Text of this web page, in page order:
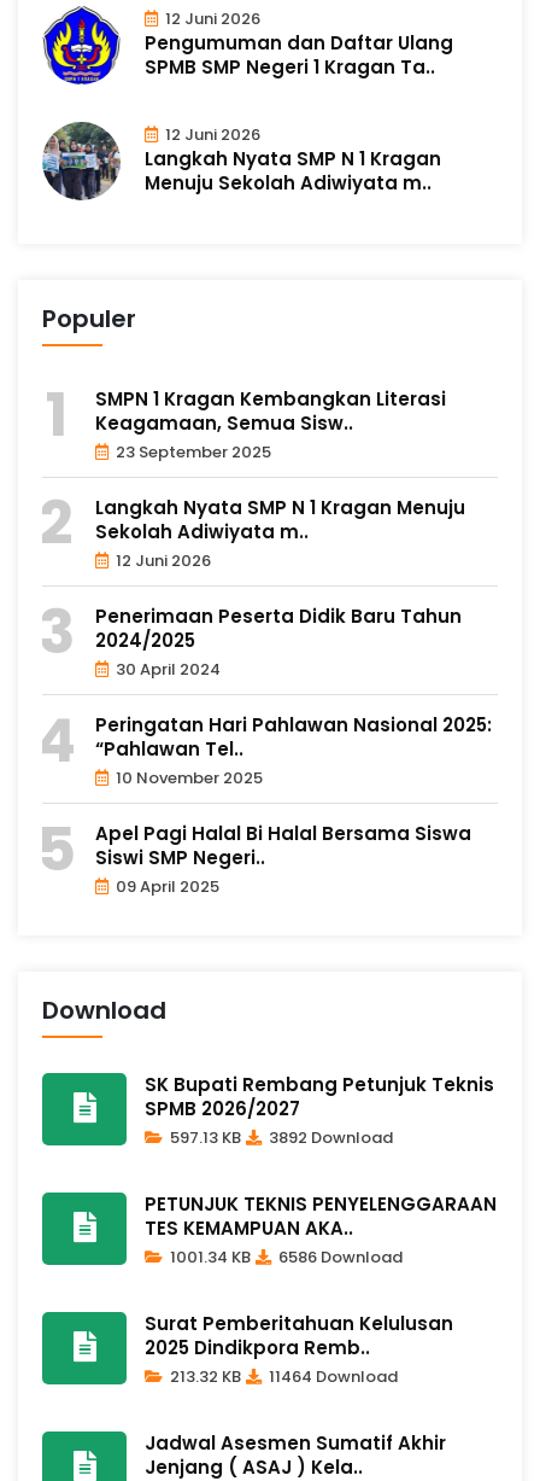
12 Juni 2026
Pengumuman dan Daftar Ulang
SPMB SMP Negeri 1 Kragan Ta..
12 Juni 2026
Langkah Nyata SMP N 1 Kragan
Menuju Sekolah Adiwiyata m..
Populer
SMPN 1 Kragan Kembangkan Literasi
Keagamaan, Semua Sisw..
23 September 2025
Langkah Nyata SMP N 1 Kragan Menuju
Sekolah Adiwiyata m..
12 Juni 2026
Penerimaan Peserta Didik Baru Tahun
2024/2025
30 April 2024
Peringatan Hari Pahlawan Nasional 2025:
“Pahlawan Tel..
10 November 2025
Apel Pagi Halal Bi Halal Bersama Siswa
Siswi SMP Negeri..
09 April 2025
Download
SK Bupati Rembang Petunjuk Teknis
SPMB 2026/2027
597.13 KB 3892 Download
PETUNJUK TEKNIS PENYELENGGARAAN
TES KEMAMPUAN AKA..
1001.34 KB 6586 Download
Surat Pemberitahuan Kelulusan
2025 Dindikpora Remb..
213.32 KB 11464 Download
Jadwal Asesmen Sumatif Akhir
Jenjang ( ASAJ ) Kela..